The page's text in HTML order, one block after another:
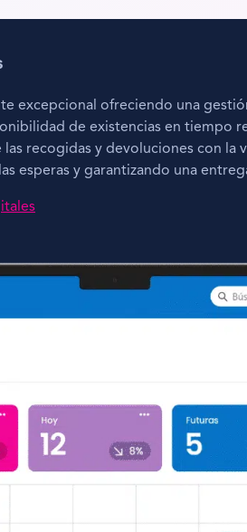
excepcional ofreciendo una
de existencias en tiempo
recogidas y devoluciones con
esperas y garantizando una